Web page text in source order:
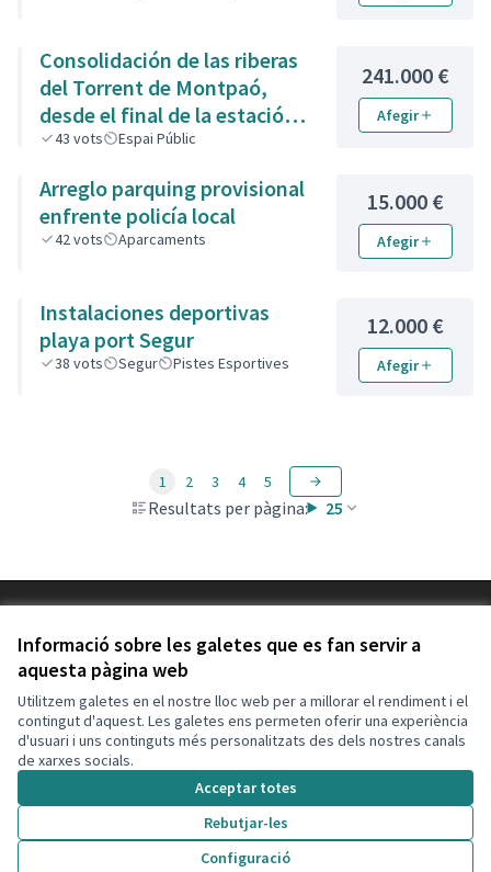
Informació sobre les galetes que es fan servir a
aquesta pàgina web
Utilitzem galetes en el nostre lloc web per a millorar el rendiment i el
contingut d'aquest. Les galetes ens permeten oferir una experiència
d'usuari i uns continguts més personalitzats des dels nostres canals
de xarxes socials.
Acceptar totes
Rebutjar-les
Configuració
Consolidación de las riberas
del Torrent de Montpaó,
desde el final de la estación
de la Renfe hasta la zona de
43 vots Espai Públic
241.000 €
Afegir
Arreglo parquing provisional
enfrente policía local
42vots Aparcaments
15.000 €
Afegir
Instalaciones deportivas
playa port Segur
38 vots Segur Pistes Esportives
12.000 €
Afegir
Resultats per pàgina: 25
1 2 3 4 5
Configuració de les galetes
Decidim Calafell a X
(Enllaç extern)
Decidim Calafell a Facebook
(Enllaç extern)
Decidim Calafell a YouTube
(Enllaç extern)
Decidim Calafell a GitHub
(Enllaç extern)
(Enllaç extern)programari lliure
(Enllaç extern)
.